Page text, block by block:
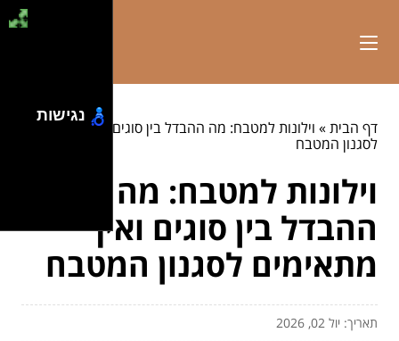
דף הבית» וילונות למטבח: מה ההבדל בין סוגים ואיך מתאימים
לסגנון המטבח
וילונות למטבח: מה
ההבדל בין סוגים ואיך
מתאימים לסגנון המטבח
תאריך: יול 02, 2026
נגישות